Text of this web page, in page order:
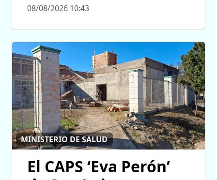
08/08/2026 10:43
MINISTERIO DE SALUD
El CAPS ‘Eva Perón’